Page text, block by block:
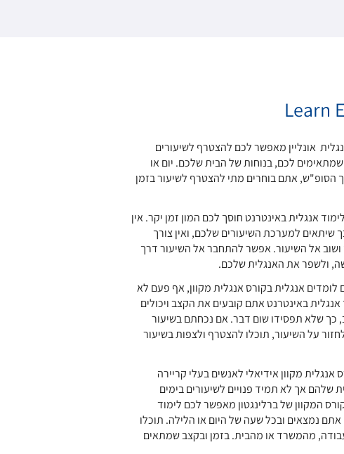
Learn
אונליין מאפשר לכם להצטרף לשיעורים
שמתאימים לכם, בנוחות של הבית שלכם. יום או
הסופ"ש, אתם בוחרים מתי להצטרף לשיעור בזמן
אנגלית באינטרנט חוסך לכם המון זמן יקר. אין
שיתאים למערכת השיעורים שלכם, ואין צורך
ושוב אל השיעור. אפשר להתחבר אל השיעור דרך
ולשפר את האנגלית שלכם.
אנגלית בקורס אנגלית מקוון, אף פעם לא
באינטרנט אתם קובעים את הקצב ויכולים
כך שלא תפסידו שום דבר. אם נכחתם בשיעור
על השיעור, תוכלו להצטרף ולצפות בשיעור
אנגלית מקוון אידיאלי לאנשים בעלי קריירה
שלהם אך לא תמיד פנויים לשיעורים בימים
המקוון של ברלינגטון מאפשר לכם לימוד
נמצאים ובכל שעה של היום או הלילה. תוכלו
מהמשרד או מהבית. בזמן ובקצב שמתאים